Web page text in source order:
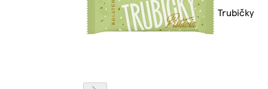
Trubičky